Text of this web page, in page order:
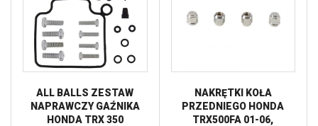
ALL BALLS ZESTAW
NAPRAWCZY GAŹNIKA
HONDA TRX 350
NAKRĘTKI KOŁA
PRZEDNIEGO HONDA
TRX500FA 01-06,